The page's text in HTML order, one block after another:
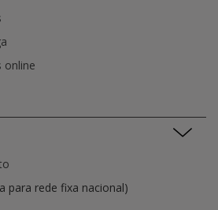
online
para rede fixa nacional)